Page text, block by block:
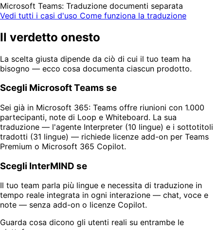
Microsoft Teams: Traduzione documenti separata
Vedi tutti i casi d'uso Come funziona la traduzione
Il verdetto onesto
La scelta giusta dipende da ciò di cui il tuo team ha
bisogno — ecco cosa documenta ciascun prodotto.
Scegli Microsoft Teams se
Sei già in Microsoft 365: Teams offre riunioni con 1.000
partecipanti, note di Loop e Whiteboard. La sua
traduzione — l'agente Interpreter (10 lingue) e i sottotitoli
tradotti (31 lingue) — richiede licenze add-on per Teams
Premium o Microsoft 365 Copilot.
Scegli InterMIND se
Il tuo team parla più lingue e necessita di traduzione in
tempo reale integrata in ogni interazione — chat, voce e
note — senza add-on o licenze Copilot.
Guarda cosa dicono gli utenti reali su entrambe le